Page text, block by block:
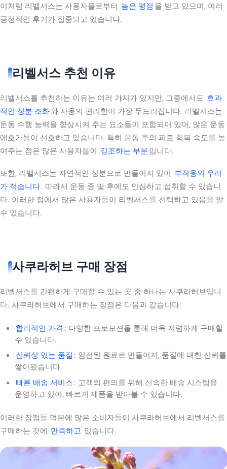
이처럼 리벨서스는 사용자들로부터 높은 평점 을 받고 있으며, 여러
긍정적인 후기가 집중되고 있습니다.
리벨서스 추천 이유
리벨서스를 추천하는 이유는 여러 가지가 있지만, 그중에서도 효과
적인 성분 조화와 사용의 편리함이 가장 두드러집니다. 리벨서스는
운동 수행 능력을 향상시켜 주는 요소들이 포함되어 있어, 많은 운동
애호가들이 선호하고 있습니다. 특히 운동 후의 피로 회복 속도를 높
여주는 점은 많은 사용자들이 강조하는 부분 입니다.
또한, 리벨서스는 자연적인 성분으로 만들어져 있어 부작용의 우려
가 적습니다. 따라서 운동 중 및 후에도 안심하고 섭취할 수 있습니
다. 이러한 점에서 많은 사용자들이 리벨서스를 선택하고 있음을 알
수 있습니다.
사쿠라허브 구매 장점
리벨서스를 간편하게 구매할 수 있는 곳 중 하나는 사쿠라허브입니
다. 사쿠라허브에서 구매하는 장점은 다음과 같습니다:
합리적인 가격 : 다양한 프로모션을 통해 더욱 저렴하게 구매할
수 있습니다.
신뢰성 있는 품질 : 엄선된 원료로 만들어져, 품질에 대한 신뢰를
쌓아왔습니다.
빠른 배송 서비스 : 고객의 편의를 위해 신속한 배송 시스템을
운영하고 있어, 빠르게 제품을 받아볼 수 있습니다.
이러한 장점들 덕분에 많은 소비자들이 사쿠라허브에서 리벨서스를
구매하는 것에
만족하고 있습니다.